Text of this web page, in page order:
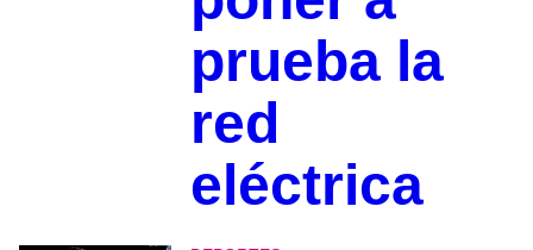
prueba la
red
eléctrica